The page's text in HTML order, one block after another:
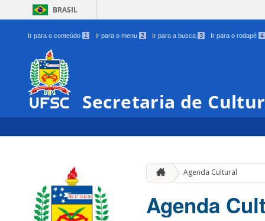
BRASIL
Ir para o conteúdo 1 Ir para o menu 2 Ir para a busca 3 Ir para o rodapé 4
Secretaria de
Agenda Cultural
Agenda